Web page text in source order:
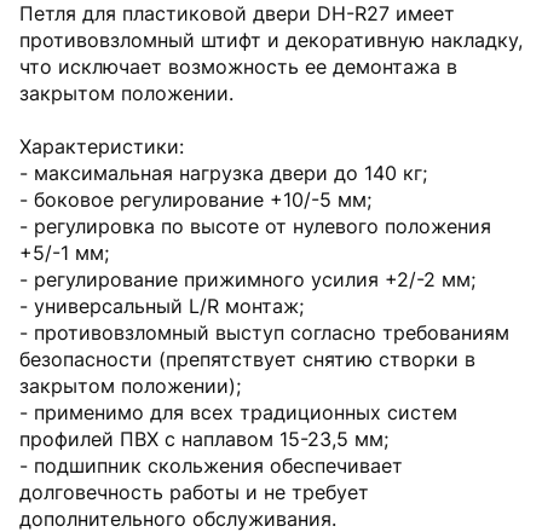
Петля для пластиковой двери DH-R27 имеет
противовзломный штифт и декоративную накладку,
что исключает возможность ее демонтажа в
закрытом положении.
Характеристики:
- максимальная нагрузка двери до 140 кг;
- боковое регулирование +10/-5 мм;
- регулировка по высоте от нулевого положения
+5/-1 мм;
- регулирование прижимного усилия +2/-2 мм;
- универсальный L/R монтаж;
- противовзломный выступ согласно требованиям
безопасности (препятствует снятию створки в
закрытом положении);
- применимо для всех традиционных систем
профилей ПВХ с наплавом 15-23,5 мм;
- подшипник скольжения обеспечивает
долговечность работы и не требует
дополнительного обслуживания.